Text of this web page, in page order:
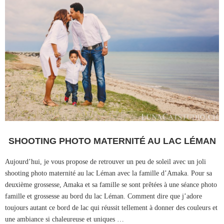
SHOOTING PHOTO MATERNITÉ AU LAC LÉMAN
Aujourd’hui, je vous propose de retrouver un peu de soleil avec un joli
shooting photo maternité au lac Léman avec la famille d’Amaka. Pour sa
deuxième grossesse, Amaka et sa famille se sont prêtées à une séance photo
famille et grossesse au bord du lac Léman. Comment dire que j’adore
toujours autant ce bord de lac qui réussit tellement à donner des couleurs et
une ambiance si chaleureuse et uniques …